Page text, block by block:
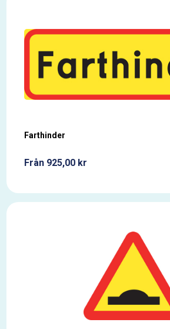
Farthinder
Från 925,00 kr